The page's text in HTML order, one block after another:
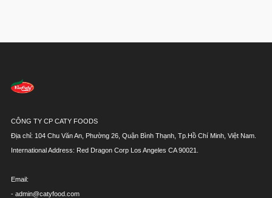
CÔNG TY CP CATY FOODS
Địa chỉ: 104 Chu Văn An, Phường 26, Quận Bình Thạnh, Tp.Hồ Chí Minh, Việt Nam.
International Address: Red Dragon Corp Los Angeles CA 90021.
Email:
- admin@catyfood.com